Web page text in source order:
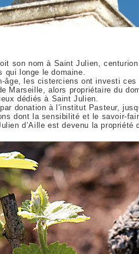
son nom à Saint Julien,
qui longe le domaine.
âge, les cisterciens ont investi ces
Marseille, alors propriétaire du
dédiés à Saint Julien.
donation à l’institut Pasteur,
dont la sensibilité et le savoir-
d’Aille est devenu la propriété